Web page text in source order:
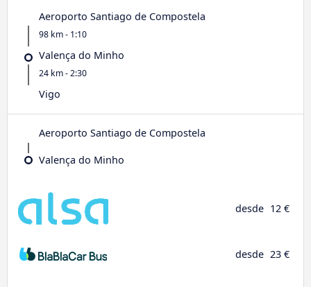
Aeroporto Santiago de Compostela
98 km - 1:10
Valença do Minho
24 km - 2:30
Vigo
Aeroporto Santiago de Compostela
Valença do Minho
desde 12 €
desde 23 €